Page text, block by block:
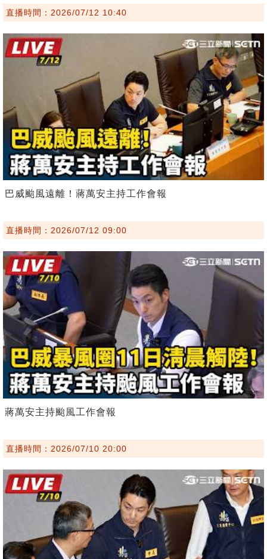
直播時間：2026/07/12 10:40
巴威颱風遠離！蔣萬安主持工作會報
直播時間：2026/07/12 09:00
蔣萬安主持颱風工作會報
直播時間：2026/07/10 20:00